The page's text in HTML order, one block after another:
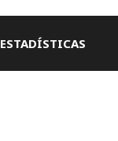
ESTADÍSTICAS